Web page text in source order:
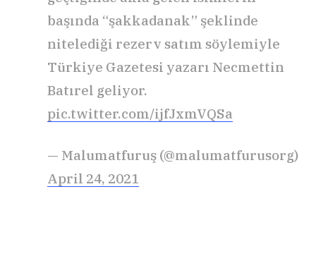
başında “şakkadanak” şeklinde
nitelediği rezerv satım söylemiyle
Türkiye Gazetesi yazarı Necmettin
Batırel geliyor.
pic.twitter.com/ijfJxmVQSa
— Malumatfuruş (@malumatfurusorg)
April 24, 2021